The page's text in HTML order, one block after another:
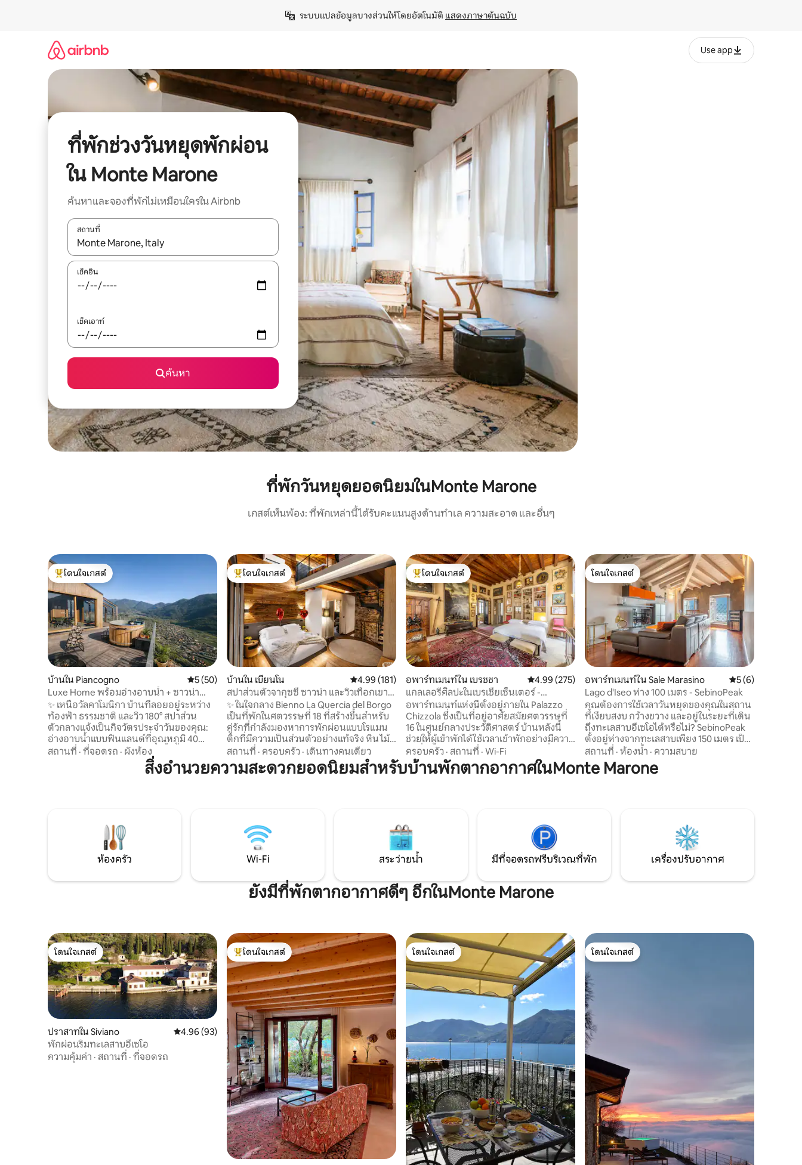
ระบบแปลข้อมูลบางส่วนให้โดยอัตโนมัติ แสดงภาษาต้นฉบับ
Use app
ที่พักช่วงวันหยุดพักผ่อน
ใน Monte Marone
ค้นหาและจองที่พักไม่เหมือนใครใน Airbnb
สถานที่
ใช้ลูกศรขึ้นลง หรือใช้การสัมผัสหรือปัด เพื่อสำรวจผลการค้นหา
เช็คอิน
เช็คเอาท์
ค้นหา
ที่พักวันหยุดยอดนิยมในMonte Marone
เกสต์เห็นพ้อง: ที่พักเหล่านี้ได้รับคะแนนสูงด้านทำเล ความสะอาด และอื่นๆ
โดนใจเกสต์ที่สุด
โดนใจเกสต์
บ้านใน Piancogno คะแนนเฉลี่ย 5 จาก 5, 50 รีวิว
5 (50)
Luxe Home พร้อมอ่างอาบน้ำ + ซาวน่า
ลอยฟ้าในภูเขา
✨ เหนือวัลคาโมนิกา บ้านที่ลอยอยู่ระหว่าง
ท้องฟ้า ธรรมชาติ และวิว 180° สปาส่วน
ตัวกลางแจ้งเป็นกิจวัตรประจำวันของคุณ:
อ่างอาบน้ำแบบฟินแลนด์ที่อุณหภูมิ 40
องศา เซาน่าถ่านไม้ และฝักบัวน้ำอุ่นภายใต้
สำหรับเตียงคู่ 🛋️ ห้องนั่งเล่นกระจกที่มอง
ได้สัมผัสอย่างช้า ๆ ท่ามกลางแสงไฟ ไม้ และ
ความเงียบสงบของเทือกเขาแอลป์ โดยมี
หุบเขาอยู่ตรงหน้าและเวลาที่ช้าลงเพื่อคุณ
สถานที่ · ที่จอดรถ · ผังห้อง
โดนใจเกสต์ที่สุด
โดนใจเกสต์
บ้านใน เบียนโน คะแนนเฉลี่ย 4.99 จาก 5, 181 รีวิว
4.99 (181)
สปาส่วนตัวจากุซซี่ ซาวน่า และวิวเทือกเขา
แอลป์ Luxury Home
✨ ในใจกลาง Bienno La Quercia del Borgo
เป็นที่พักในศตวรรษที่ 18 ที่สร้างขึ้นสำหรับ
คู่รักที่กำลังมองหาการพักผ่อนแบบโรแมน
ติกที่มีความเป็นส่วนตัวอย่างแท้จริง หิน ไม้
และการออกแบบมาพร้อมกับสปาส่วนตัว 24
ชั่วโมง พร้อมจากุซซี่ ซาวน่าฟินแลนด์ และ
วิวเทือกเขาแอลป์ 🛏️ ห้องสวีทคิงซ์ไซส์พร้อม
แต่งงาน ฮันนีมูน และวันหยุดสุดสัปดาห์
เพื่อสุขภาพ: หมู่บ้านแท้ๆ สปาที่เป็นของคุณ
เอง และความเป็นส่วนตัว
สถานที่ · ครอบครัว · เดินทางคนเดียว
โดนใจเกสต์ที่สุด
โดนใจเกสต์
อพาร์ทเมนท์ใน เบรชชา คะแนนเฉลี่ย 4.99 จาก 5, 275 รีวิว
4.99 (275)
แกลเลอรีศิลปะในเบรเชียเซ็นเตอร์ -
Dogeshouse
อพาร์ทเมนท์แห่งนี้ตั้งอยู่ภายใน Palazzo
Chizzola ซึ่งเป็นที่อยู่อาศัยสมัยศตวรรษที่
16 ในศูนย์กลางประวัติศาสตร์ บ้านหลังนี้
ช่วยให้ผู้เข้าพักได้ใช้เวลาเข้าพักอย่างมีความ
สุขดื่มด่ำกับบรรยากาศแห่งช่วงเวลาที่ผ่าน
ไป พื้นที่ที่เป็นตัวแทนให้ความเป็นไปได้ในการ
เปลี่ยนบ้านให้เป็น "เลานจ์ธุรกิจ" ทั้งสำหรับ
Giulia, Duomo
ครอบครัว · สถานที่ · Wi-Fi
โดนใจเกสต์
โดนใจเกสต์
อพาร์ทเมนท์ใน Sale Marasino คะแนนเฉลี่ย 5 จา
5 (6)
Lago d'Iseo ห่าง 100 เมตร - SebinoPeak
คุณต้องการใช้เวลาวันหยุดของคุณในสถาน
ที่เงียบสงบ กว้างขวาง และอยู่ในระยะที่เดิน
ถึงทะเลสาบอีเซโอได้หรือไม่? SebinoPeak
ตั้งอยู่ห่างจากทะเลสาบเพียง 150 เมตร เป็น
อพาร์ทเมนท์ที่เหมาะสำหรับการพักผ่อน
ชมวิว และสัมผัส Sale Marasino ด้วยความ
สะดวกสบายสูงสุด ด้วยห้องพักที่กว้างขวาง
ธรรมชาติ และหมู่บ้านที่มีเอกลักษณ์
สถานที่ · ห้องน้ำ · ความสบาย
สิ่งอำนวยความสะดวกยอดนิยมสำหรับบ้านพักตากอากาศในMonte Marone
ห้องครัว Wi-Fi สระว่ายน้ำ มีที่จอดรถฟรีบริเวณที่พัก เครื่องปรับอากาศ
ยังมีที่พักตากอากาศดีๆ อีกในMonte Marone
โดนใจเกสต์
โดนใจเกสต์
ปราสาทใน Siviano คะแนนเฉลี่ย 4.96 จาก 5, 93 รีวิว
4.96 (93)
พักผ่อนริมทะเลสาบอีเซโอ
ความคุ้มค่า · สถานที่ · ที่จอดรถ
โดนใจเกสต์ที่สุด
โดนใจเกสต์
โดนใจเกสต์
โดนใจเกสต์
โดนใจเกสต์
โดนใจเกสต์